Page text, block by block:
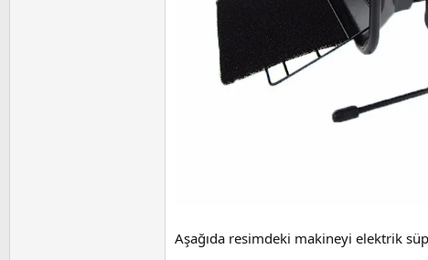
Aşağıda resimdeki makineyi elektrik